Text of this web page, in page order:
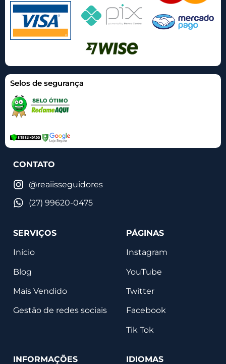
Selos de segurança
CONTATO
@reaiisseguidores
(27) 99620-0475
SERVIÇOS
Início
Blog
Mais Vendido
Gestão de redes sociais
PÁGINAS
Instagram
YouTube
Twitter
Facebook
Tik Tok
INFORMAÇÕES IDIOMAS